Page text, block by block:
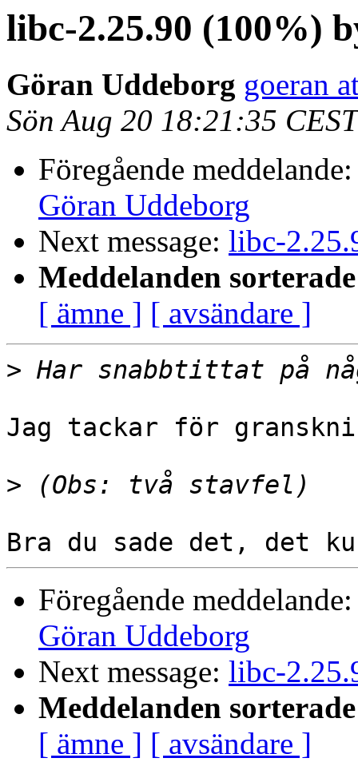
libc-2.25.90 (100%)
Göran Uddeborg goeran
Sön Aug 20 18:21:35
Föregående
Göran Uddeborg
Next message: libc-
Meddelanden
[ ämne ] [ avsändare ]
>
Jag tackar för
>
Föregående
Göran Uddeborg
Next message: libc-
Meddelanden
[ ämne ] [ avsändare ]